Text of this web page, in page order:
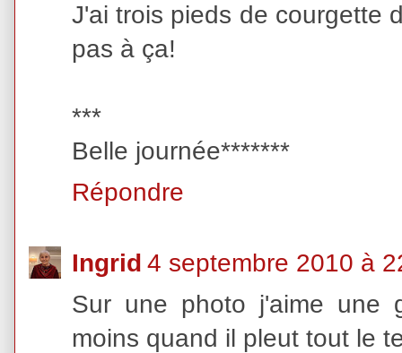
J'ai trois pieds de courgette
pas à ça!
***
Belle journée*******
Répondre
Ingrid 4 septembre 2010 à
Sur une photo j'aime une
moins quand il pleut tout le